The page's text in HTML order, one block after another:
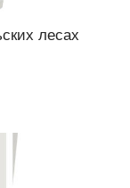
лесах